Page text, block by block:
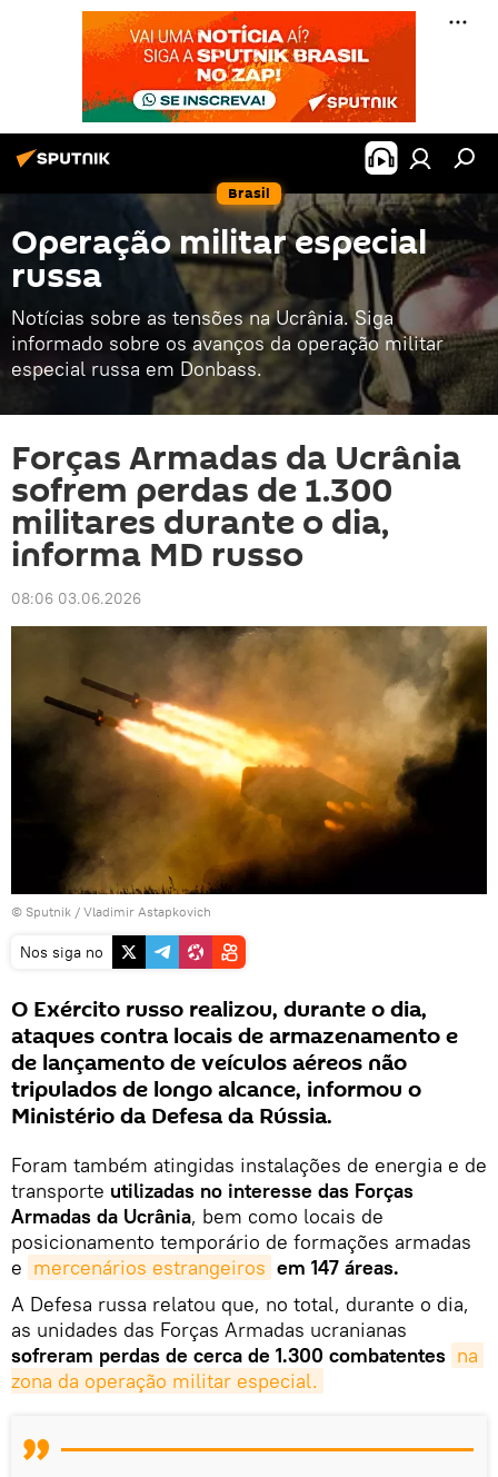
Brasil
Operação militar especial
russa
Notícias sobre as tensões na Ucrânia. Siga
informado sobre os avanços da operação militar
especial russa em Donbass.
Forças Armadas da Ucrânia
sofrem perdas de 1.300
militares durante o dia,
informa MD russo
08:06 03.06.2026
© Sputnik / Vladimir Astapkovich
Nos siga no
O Exército russo realizou, durante o dia,
ataques contra locais de armazenamento e
de lançamento de veículos aéreos não
tripulados de longo alcance, informou o
Ministério da Defesa da Rússia.
Foram também atingidas instalações de energia e de
transporte utilizadas no interesse das Forças
Armadas da Ucrânia, bem como locais de
posicionamento temporário de formações armadas
e mercenários estrangeiros em 147 áreas.
A Defesa russa relatou que, no total, durante o dia,
as unidades das Forças Armadas ucranianas
sofreram perdas de cerca de 1.300 combatentes na
zona da operação militar especial.